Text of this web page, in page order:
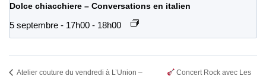
Dolce chiacchiere – Conversations en italien
5 septembre - 17h00 - 18h00
Atelier couture du vendredi à L’Union –
Concert Rock avec Les